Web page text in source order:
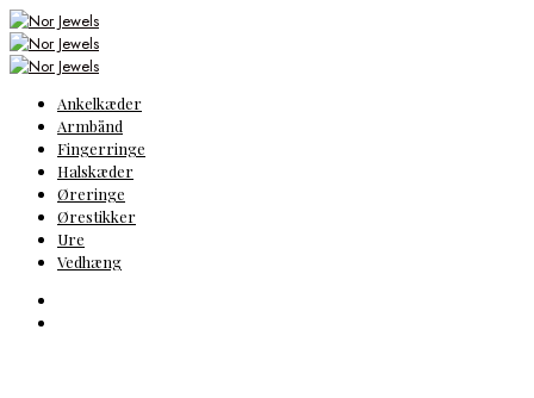
Ankelkæder
Armbånd
Fingerringe
Halskæder
Øreringe
Ørestikker
Ure
Vedhæng